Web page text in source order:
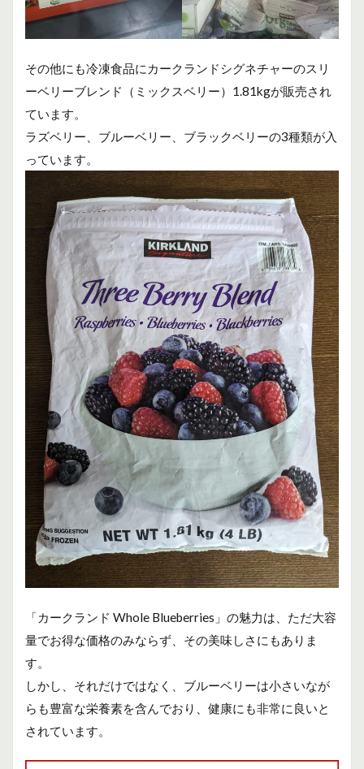
その他にも冷凍食品にカークランドシグネチャーのスリ
ーベリーブレンド（ミックスベリー）1.81kgが販売され
ています。
ラズベリー、ブルーベリー、ブラックベリーの3種類が入
っています。
「カークランド Whole Blueberries」の魅力は、ただ大容
量でお得な価格のみならず、その美味しさにもありま
す。
しかし、それだけではなく、ブルーベリーは小さいなが
らも豊富な栄養素を含んでおり、健康にも非常に良いと
されています。